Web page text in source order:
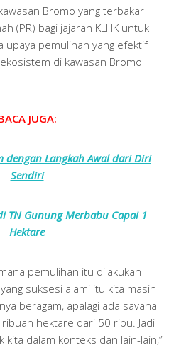
Bromo yang terbakar
(PR) bagi jajaran KLHK untuk
upaya pemulihan yang efektif
di kawasan Bromo
JUGA:
dengan Langkah Awal dari Diri
Sendiri
TN Gunung Merbabu Capai 1
Hektare
pemulihan itu dilakukan
suksesi alami itu kita masih
beragam, apalagi ada savana
hektare dari 50 ribu. Jadi
kita dalam konteks dan lain-lain,”